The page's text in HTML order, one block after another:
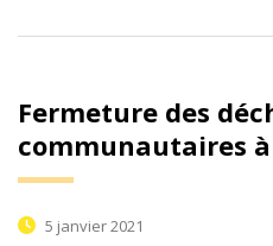
Fermeture des
communautaires à
5 janvier 2021